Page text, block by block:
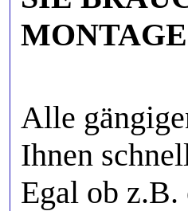
Alle
Ihnen
Egal ob z.B.